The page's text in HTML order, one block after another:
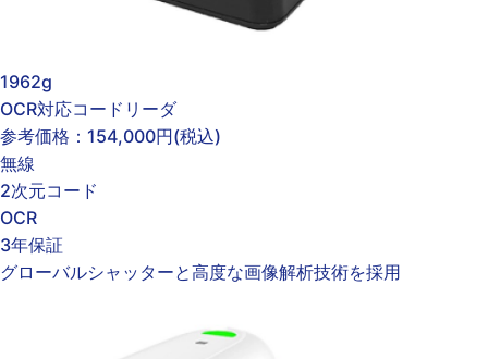
1962g
OCR対応コードリーダ
参考価格： 154,000円(税込)
無線
2次元コード
OCR
3年保証
グローバルシャッターと高度な画像解析技術を採用